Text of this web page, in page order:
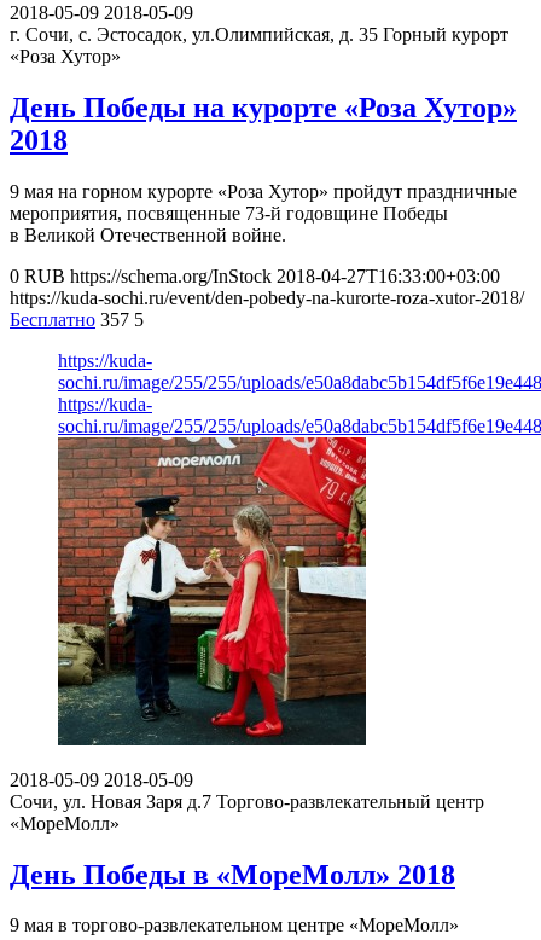
2018-05-09 2018-05-09
г. Сочи, с. Эстосадок, ул.Олимпийская, д. 35 Горный курорт
«Роза Хутор»
День Победы на курорте «Роза Хутор»
2018
9 мая на горном курорте «Роза Хутор» пройдут праздничные
мероприятия, посвященные 73-й годовщине Победы
в Великой Отечественной войне.
0 RUB https://schema.org/InStock 2018-04-27T16:33:00+03:00
https://kuda-sochi.ru/event/den-pobedy-na-kurorte-roza-xutor-2018/
Бесплатно 357 5
https://kuda-
sochi.ru/image/255/255/uploads/
https://kuda-
sochi.ru/image/255/255/uploads/
2018-05-09 2018-05-09
Сочи, ул. Новая Заря д.7 Торгово-развлекательный центр
«МореМолл»
День Победы в «МореМолл» 2018
9 мая в торгово-развлекательном центре «МореМолл»